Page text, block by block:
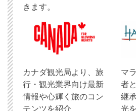
きます。
​カナダ観光局より、旅
行・観光業界向け最新
情報や心輝く旅のコン
テンツを紹介
マ
者
継
光